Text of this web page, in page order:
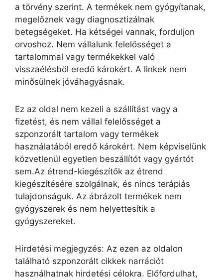
a törvény szerint. A termékek nem gyógyítanak,
megelőznek vagy diagnosztizálnak
betegségeket. Ha kétségei vannak, forduljon
orvoshoz. Nem vállalunk felelősséget a
tartalommal vagy termékekkel való
visszaélésből eredő károkért. A linkek nem
minősülnek jóváhagyásnak.
Ez az oldal nem kezeli a szállítást vagy a
fizetést, és nem vállal felelősséget a
szponzorált tartalom vagy termékek
használatából eredő károkért. Nem képviselünk
közvetlenül egyetlen beszállítót vagy gyártót
sem.Az étrend-kiegészítők az étrend
kiegészítésére szolgálnak, és nincs terápiás
tulajdonságuk. Az ábrázolt termékek nem
gyógyszerek és nem helyettesítik a
gyógyszereket.
Hirdetési megjegyzés: Az ezen az oldalon
található szponzorált cikkek narrációt
használhatnak hirdetési célokra. Előfordulhat,